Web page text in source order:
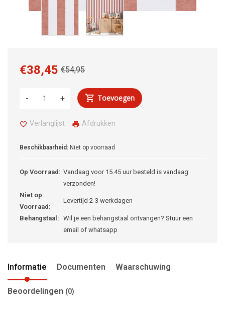
€54,95
€38,45
+
- Toevoegen
Verlanglijst Afdrukken
Beschikbaarheid: Niet op voorraad
Op Voorraad: Vandaag voor 15.45 uur besteld is vandaag
verzonden!
Niet op
Voorraad:
Levertijd 2-3 werkdagen
Behangstaal: Wil je een behangstaal ontvangen? Stuur een
email of whatsapp
Informatie Documenten Waarschuwing
Beoordelingen (0)